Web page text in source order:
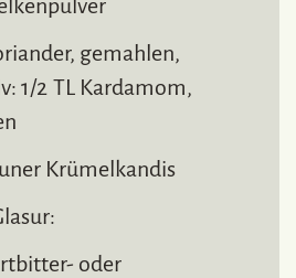
gemahlen,
1/2 TL Kardamom,
Krümelkandis
oder